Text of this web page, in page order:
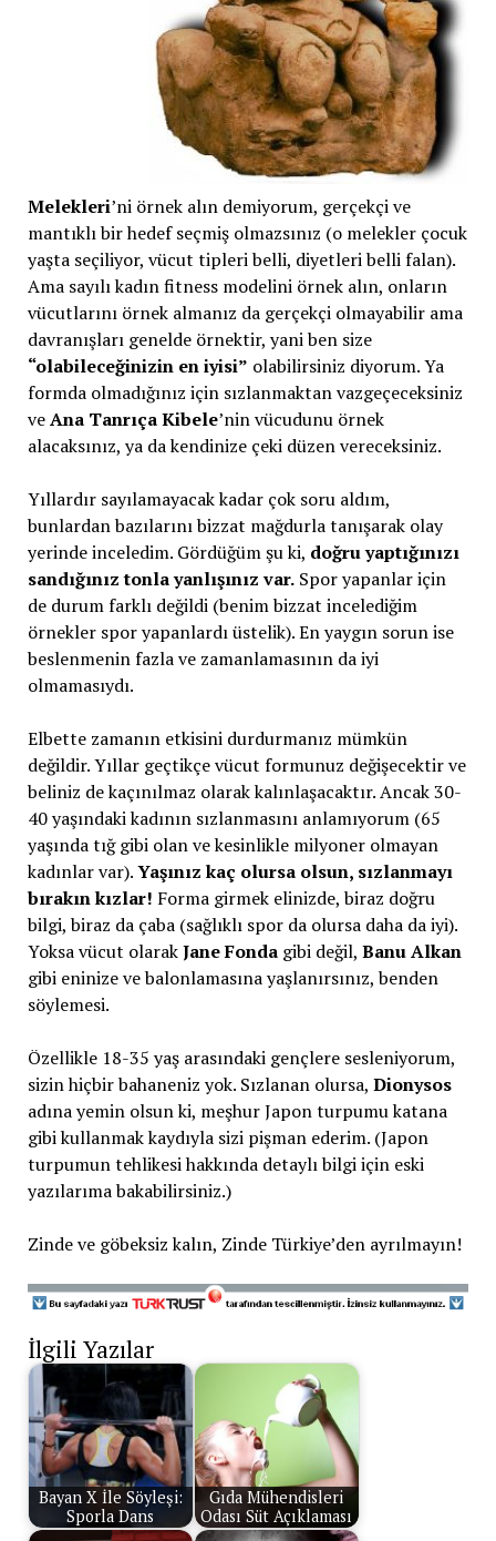
Melekleri’ni örnek alın demiyorum, gerçekçi ve
mantıklı bir hedef seçmiş olmazsınız (o melekler çocuk
yaşta seçiliyor, vücut tipleri belli, diyetleri belli falan).
Ama sayılı kadın fitness modelini örnek alın, onların
vücutlarını örnek almanız da gerçekçi olmayabilir ama
davranışları genelde örnektir, yani ben size
“olabileceğinizin en iyisi” olabilirsiniz diyorum. Ya
formda olmadığınız için sızlanmaktan vazgeçeceksiniz
veAna Tanrıça Kibele’nin vücudunu örnek
alacaksınız, ya da kendinize çeki düzen vereceksiniz.
Yıllardır sayılamayacak kadar çok soru aldım,
bunlardan bazılarını bizzat mağdurla tanışarak olay
yerinde inceledim. Gördüğüm şu ki, doğru yaptığınızı
sandığınız tonla yanlışınız var.Spor yapanlar için
de durum farklı değildi (benim bizzat incelediğim
örnekler spor yapanlardı üstelik). En yaygın sorun ise
beslenmenin fazla ve zamanlamasının da iyi
olmamasıydı.
Elbette zamanın etkisini durdurmanız mümkün
değildir. Yıllar geçtikçe vücut formunuz değişecektir ve
beliniz de kaçınılmaz olarak kalınlaşacaktır. Ancak 30-
40 yaşındaki kadının sızlanmasını anlamıyorum (65
yaşında tığ gibi olan ve kesinlikle milyoner olmayan
kadınlar var).Yaşınız kaç olursa olsun, sızlanmayı
bırakın kızlar! Forma girmek elinizde, biraz doğru
bilgi, biraz da çaba (sağlıklı spor da olursa daha da iyi).
Yoksa vücut olarakJane Fondagibi değil, Banu Alkan
gibi eninize ve balonlamasına yaşlanırsınız, benden
söylemesi.
Özellikle 18-35 yaş arasındaki gençlere sesleniyorum,
sizin hiçbir bahaneniz yok. Sızlanan olursa, Dionysos
adına yemin olsun ki, meşhur Japon turpumu katana
gibi kullanmak kaydıyla sizi pişman ederim. (Japon
turpumun tehlikesi hakkında detaylı bilgi için eski
yazılarıma bakabilirsiniz.)
Zinde ve göbeksiz kalın, Zinde Türkiye’den ayrılmayın!
İlgili Yazılar
Bayan X İle Söyleşi:
Sporla Dans
Gıda Mühendisleri
Odası Süt Açıklaması